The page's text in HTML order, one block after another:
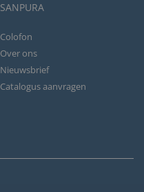
SANPURA
Colofon
Over ons
Nieuwsbrief
Catalogus aanvragen